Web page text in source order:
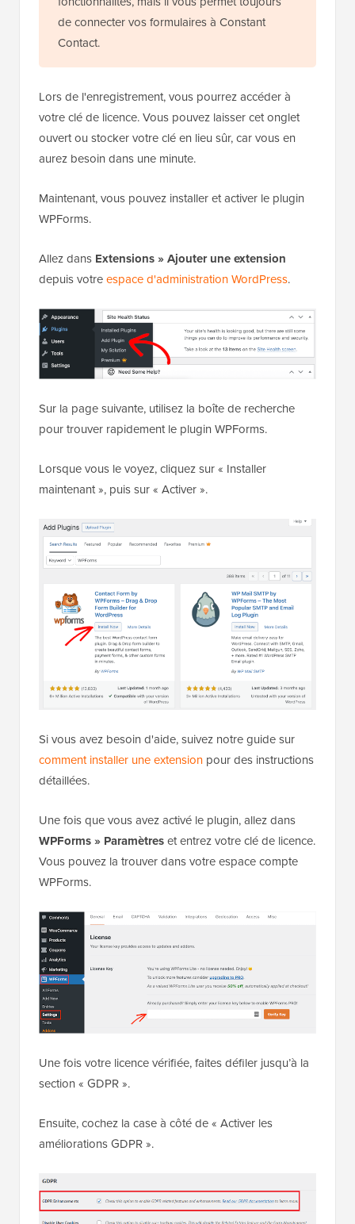
de connecter vos formulaires à Constant
Contact.
Lors de l'enregistrement, vous pourrez accéder à
votre clé de licence. Vous pouvez laisser cet onglet
ouvert ou stocker votre clé en lieu sûr, car vous en
aurez besoin dans une minute.
Maintenant, vous pouvez installer et activer le plugin
WPForms.
Allez dans Extensions » Ajouter une extension
depuis votreespace d'administration WordPress.
Sur la page suivante, utilisez la boîte de recherche
pour trouver rapidement le plugin WPForms.
Lorsque vous le voyez, cliquez sur « Installer
maintenant », puis sur « Activer ».
Si vous avez besoin d'aide, suivez notre guide sur
comment installer une extension pour des instructions
détaillées.
Une fois que vous avez activé le plugin, allez dans
WPForms » Paramètreset entrez votre clé de licence.
Vous pouvez la trouver dans votre espace compte
WPForms.
Une fois votre licence vérifiée, faites défiler jusqu’à la
section « GDPR ».
Ensuite, cochez la case à côté de « Activer les
améliorations GDPR ».